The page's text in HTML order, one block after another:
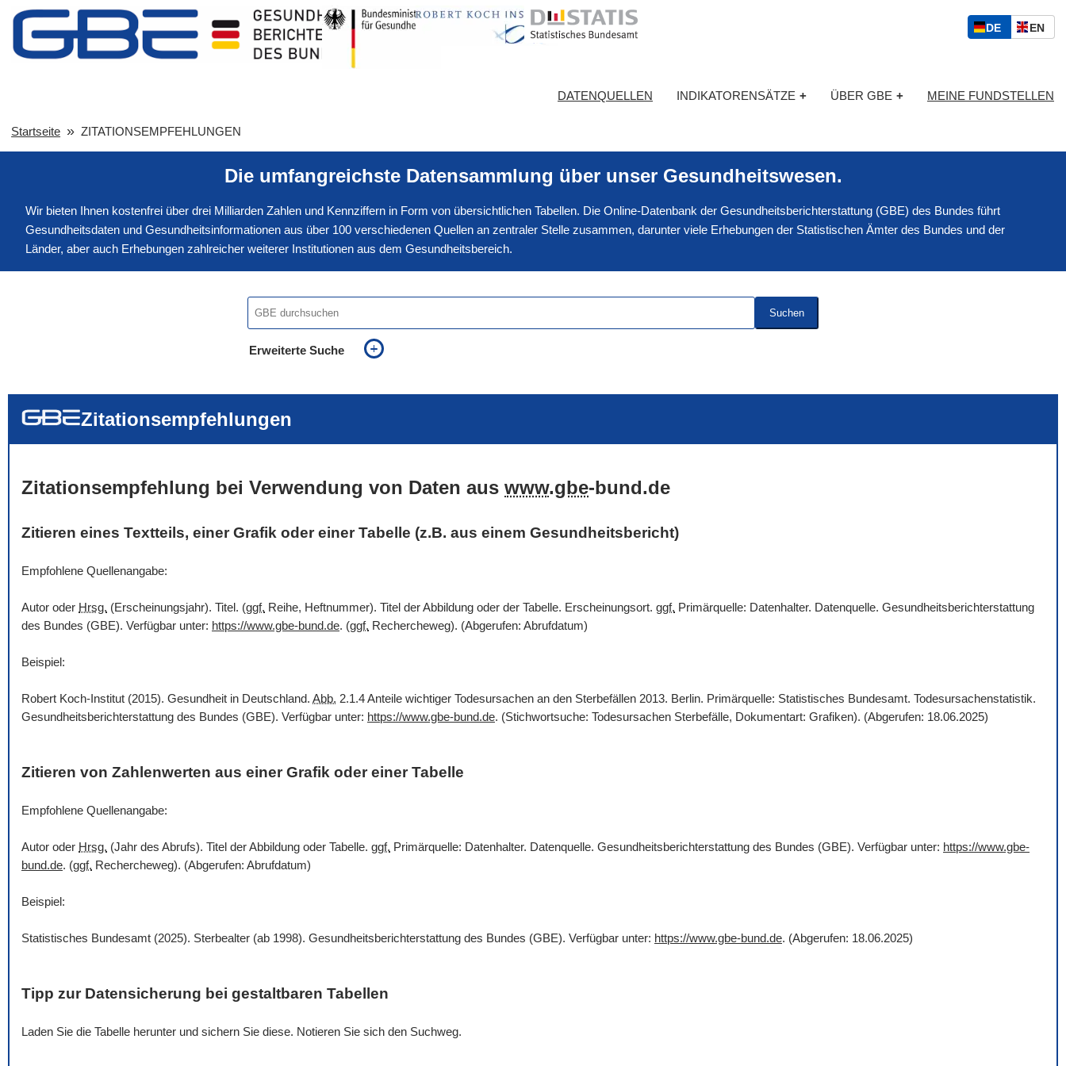
S
p
c
h
l
DED
S
ENE
I
H
DATENQUELLEN INDIKATORENSÄTZE + ÜBER GBE + MEINE FUNDSTELLEN
Startseite ZITATIONSEMPFEHLUNGEN
Die umfangreichste Datensammlung über unser Gesundheitswesen.
Wir bieten Ihnen kostenfrei über drei Milliarden Zahlen und Kennziffern in Form von übersichtlichen Tabellen. Die Online-Datenbank der Gesundheitsberichterstattung (GBE) des Bundes führt
Gesundheitsdaten und Gesundheitsinformationen aus über 100 verschiedenen Quellen an zentraler Stelle zusammen, darunter viele Erhebungen der Statistischen Ämter des Bundes und der
Länder, aber auch Erhebungen zahlreicher weiterer Institutionen aus dem Gesundheitsbereich.
Suchen
Erweiterte Suche
Zitationsempfehlungen
Zitationsempfehlung bei Verwendung von Daten aus www.gbe-bund.de
Zitieren eines Textteils, einer Grafik oder einer Tabelle (z.B. aus einem Gesundheitsbericht)
Empfohlene Quellenangabe:
Autor oder Hrsg. (Erscheinungsjahr). Titel. (ggf. Reihe, Heftnummer). Titel der Abbildung oder der Tabelle. Erscheinungsort. ggf. Primärquelle: Datenhalter. Datenquelle. Gesundheitsberichterstattung
des Bundes (GBE). Verfügbar unter: https://www.gbe-bund.de. (ggf. Rechercheweg). (Abgerufen: Abrufdatum)
Beispiel:
Robert Koch-Institut (2015). Gesundheit in Deutschland. Abb. 2.1.4 Anteile wichtiger Todesursachen an den Sterbefällen 2013. Berlin. Primärquelle: Statistisches Bundesamt. Todesursachenstatistik.
Gesundheitsberichterstattung des Bundes (GBE). Verfügbar unter: https://www.gbe-bund.de. (Stichwortsuche: Todesursachen Sterbefälle, Dokumentart: Grafiken). (Abgerufen: 18.06.2025)
Zitieren von Zahlenwerten aus einer Grafik oder einer Tabelle
Empfohlene Quellenangabe:
Autor oder Hrsg. (Jahr des Abrufs). Titel der Abbildung oder Tabelle. ggf. Primärquelle: Datenhalter. Datenquelle. Gesundheitsberichterstattung des Bundes (GBE). Verfügbar unter: https://www.gbe-
bund.de. (ggf. Rechercheweg). (Abgerufen: Abrufdatum)
Beispiel:
Statistisches Bundesamt (2025). Sterbealter (ab 1998). Gesundheitsberichterstattung des Bundes (GBE). Verfügbar unter: https://www.gbe-bund.de. (Abgerufen: 18.06.2025)
Tipp zur Datensicherung bei gestaltbaren Tabellen
Laden Sie die Tabelle herunter und sichern Sie diese. Notieren Sie sich den Suchweg.